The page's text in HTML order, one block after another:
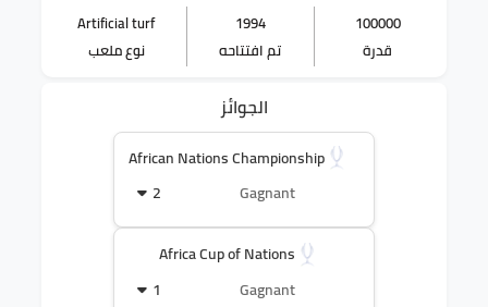
100000
قدرة
1994
تم افتتاحه
Artificial turf
نوع ملعب
الجوائز
African Nations Championship
Gagnant
2
Africa Cup of Nations
Gagnant
1